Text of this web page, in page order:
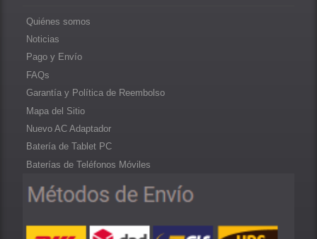
Quiénes somos
Noticias
Pago y Envío
FAQs
Garantía y Política de Reembolso
Mapa del Sitio
Nuevo AC Adaptador
Batería de Tablet PC
Baterías de Teléfonos Móviles